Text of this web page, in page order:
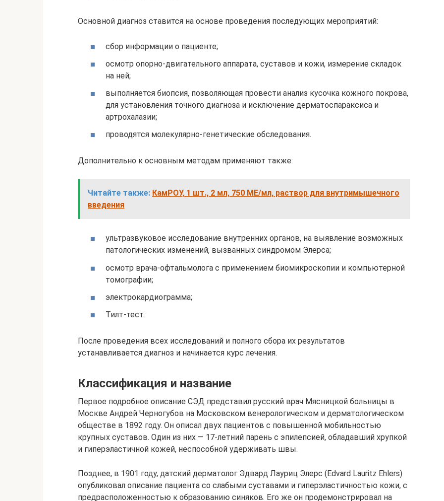
Основной диагноз ставится на основе проведения последующих мероприятий:
сбор информации о пациенте;
осмотр опорно-двигательного аппарата, суставов и кожи, измерение складок
на ней;
выполняется биопсия, позволяющая провести анализ кусочка кожного покрова,
для установления точного диагноза и исключение дерматоспараксиса и
артрохалазии;
проводятся молекулярно-генетические обследования.
Дополнительно к основным методам применяют также:
Читайте также: КамРОУ, 1 шт., 2 мл, 750 МЕ/мл, раствор для внутримышечного
введения
ультразвуковое исследование внутренних органов, на выявление возможных
патологических изменений, вызванных синдромом Элерса;
осмотр врача-офтальмолога с применением биомикроскопии и компьютерной
томографии;
электрокардиограмма;
Тилт-тест.
После проведения всех исследований и полного сбора их результатов
устанавливается диагноз и начинается курс лечения.
Классификация и название
Первое подробное описание СЭД представил русский врач Мясницкой больницы в
Москве Андрей Черногубов на Московском венерологическом и дерматологическом
обществе в 1892 году. Он описал двух пациентов с повышенной мобильностью
крупных суставов. Один из них — 17‑летний парень с эпилепсией, обладавший хрупкой
и гиперэластичной кожей, неспособной удерживать швы.
Позднее, в 1901 году, датский дерматолог Эдвард Лауриц Элерс (Edvard Lauritz Ehlers)
опубликовал описание пациента со слабыми суставами и гиперэластичностью кожи, с
предрасположенностью к образованию синяков. Его же он продемонстрировал на